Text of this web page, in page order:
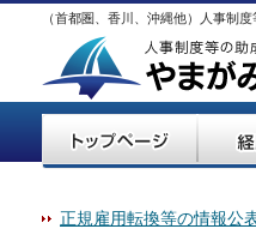
（首都圏、香川、沖縄他）人事制
正規雇用転換等の情報公